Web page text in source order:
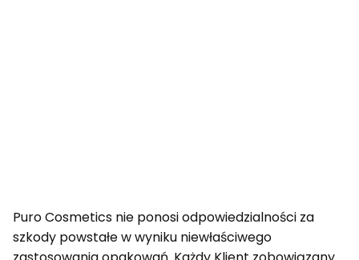
Puro Cosmetics nie ponosi odpowiedzialności za
szkody powstałe w wyniku niewłaściwego